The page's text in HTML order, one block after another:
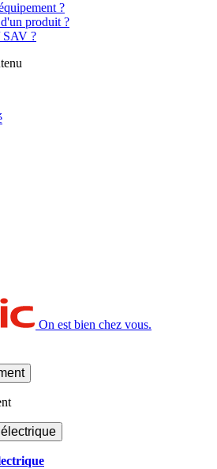
?
produit ?
SAV ?
On est bien chez vous.